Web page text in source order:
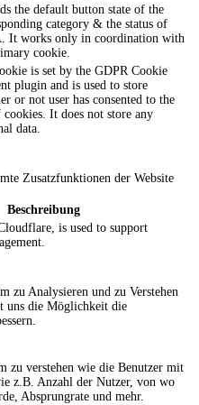
the default button state of the
category & the status of
It works only in coordination with
cookie.
is set by the GDPR Cookie
plugin and is used to store
or not user has consented to the
cookies. It does not store any
data.
Zusatzfunktionen der Website
Beschreibung
is used to support
zu Analysieren und zu Verstehen
uns die Möglichkeit die
zu verstehen wie die Benutzer mit
z.B. Anzahl der Nutzer, von wo
Absprungrate und mehr.